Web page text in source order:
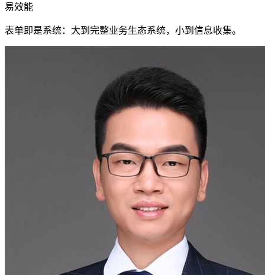
易效能
表单即是系统：大到完整业务生态系统，小到信息收集。